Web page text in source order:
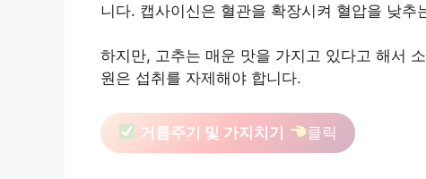
니다. 캡사이신은 혈관을 확장시켜 혈압을 낮추
하지만, 고추는 매운 맛을 가지고 있다고 해서
원은 섭취를 자제해야 합니다.
거름주기 및 가지치기 클릭